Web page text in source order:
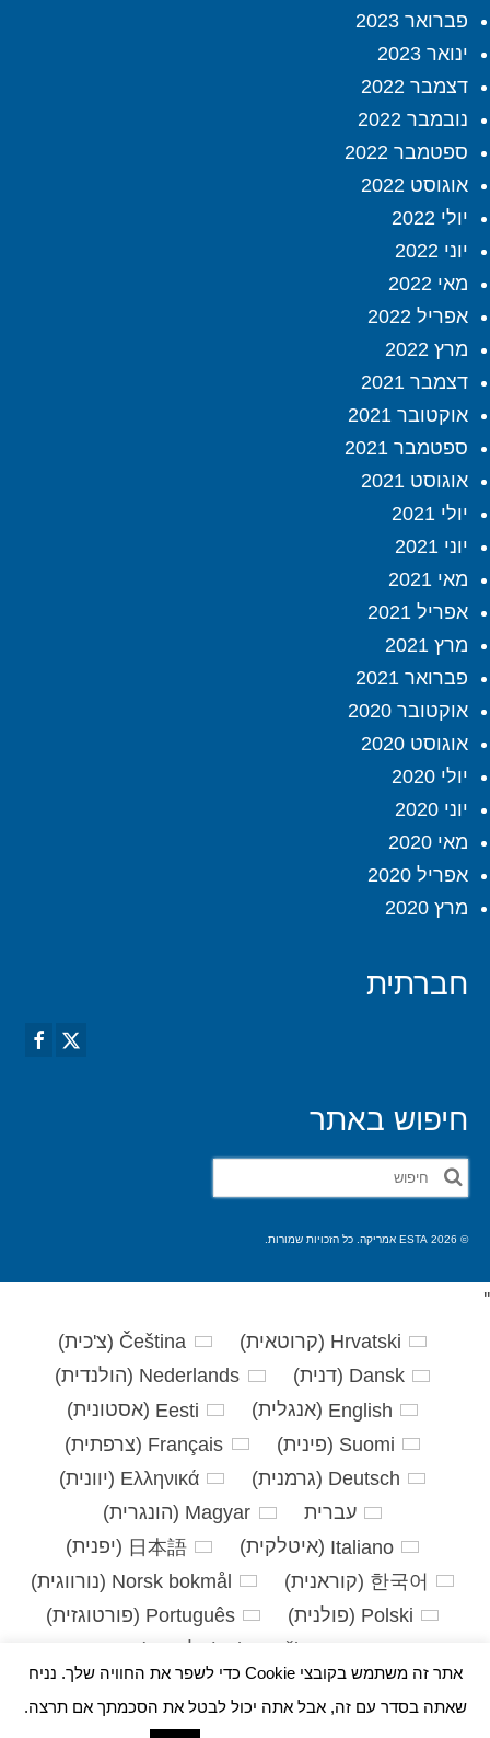
פברואר 2023
ינואר 2023
דצמבר 2022
נובמבר 2022
ספטמבר 2022
אוגוסט 2022
יולי 2022
יוני 2022
מאי 2022
אפריל 2022
מרץ 2022
דצמבר 2021
אוקטובר 2021
ספטמבר 2021
אוגוסט 2021
יולי 2021
יוני 2021
מאי 2021
אפריל 2021
מרץ 2021
פברואר 2021
אוקטובר 2020
אוגוסט 2020
יולי 2020
יוני 2020
מאי 2020
אפריל 2020
מרץ 2020
חברתית
חיפוש באתר
חפש
את:
© 2026 ESTA אמריקה. כל הזכויות שמורות.
אתר זה משתמש בקובצי Cookie כדי לשפר את החוויה שלך. נניח
שאתה בסדר עם זה, אבל אתה יכול לבטל את הסכמתך אם תרצה.
'
'
Hrvatski
(קרוטאית)
Čeština
(צ'כית)
Dansk
(דנית)
Nederlands
(הולנדית)
English
(אנגלית)
Eesti
(אסטונית)
Suomi
(פינית)
Français
(צרפתית)
Deutsch
(גרמנית)
Ελληνικά
(יוונית)
עברית
Magyar
(הונגרית)
Italiano
(איטלקית)
日本語
(יפנית)
한국어
(קוראנית)
Norsk bokmål
(נורווגית)
Polski
(פולנית)
Português
(פורטוגזית)
Slovenčina
( סלאבית)
Slovenščina
(סלובנית )
Español
(ספרדית )
Svenska
(שוודית )